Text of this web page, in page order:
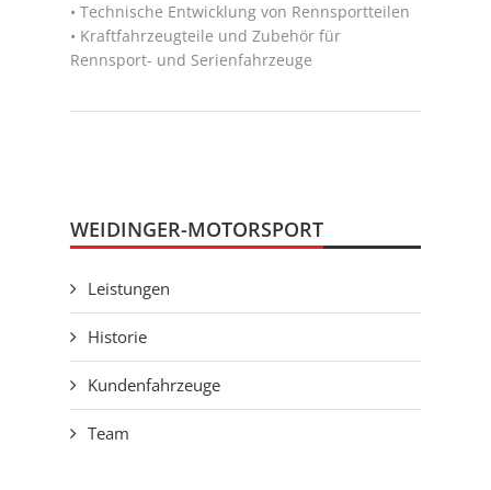
• Technische Entwicklung von Rennsportteilen
• Kraftfahrzeugteile und Zubehör für
Rennsport- und Serienfahrzeuge
WEIDINGER-MOTORSPORT
Leistungen
Historie
Kundenfahrzeuge
Team